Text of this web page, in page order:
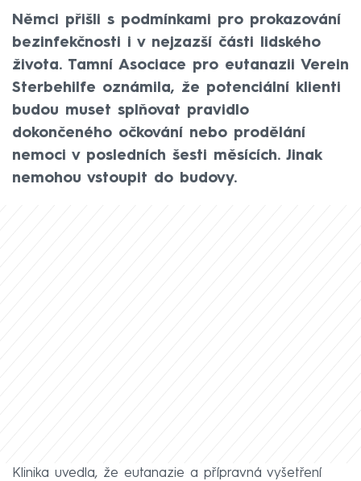
Němci přišli s podmínkami pro prokazování
bezinfekčnosti i v nejzazší části lidského
života. Tamní Asociace pro eutanazii Verein
Sterbehilfe oznámila, že potenciální klienti
budou muset splňovat pravidlo
dokončeného očkování nebo prodělání
nemoci v posledních šesti měsících. Jinak
nemohou vstoupit do budovy.
Klinika uvedla, že eutanazie a přípravná vyšetření